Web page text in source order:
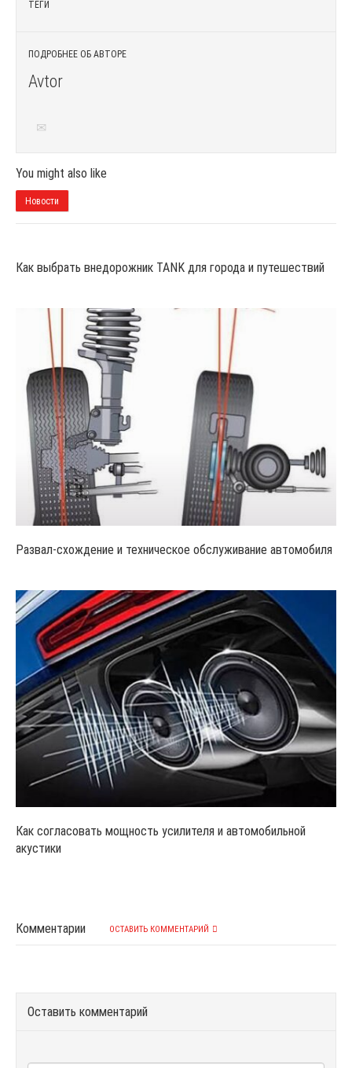
ТЕГИ
ПОДРОБНЕЕ ОБ АВТОРЕ
Avtor
You might also like
Новости
Как выбрать внедорожник TANK для города и путешествий
Развал-схождение и техническое обслуживание автомобиля
Как согласовать мощность усилителя и автомобильной
акустики
Комментарии ОСТАВИТЬ КОММЕНТАРИЙ
Оставить комментарий